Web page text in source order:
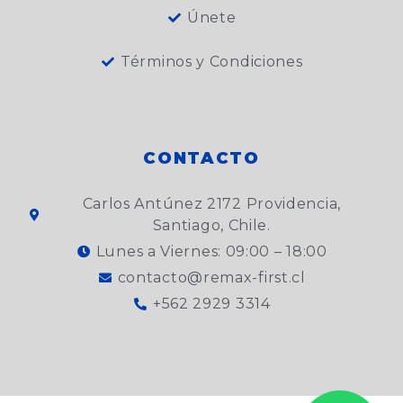
Únete
Términos y Condiciones
CONTACTO
Carlos Antúnez 2172 Providencia,
Santiago, Chile.
Lunes a Viernes: 09:00 – 18:00
contacto@remax-first.cl
+562 2929 3314